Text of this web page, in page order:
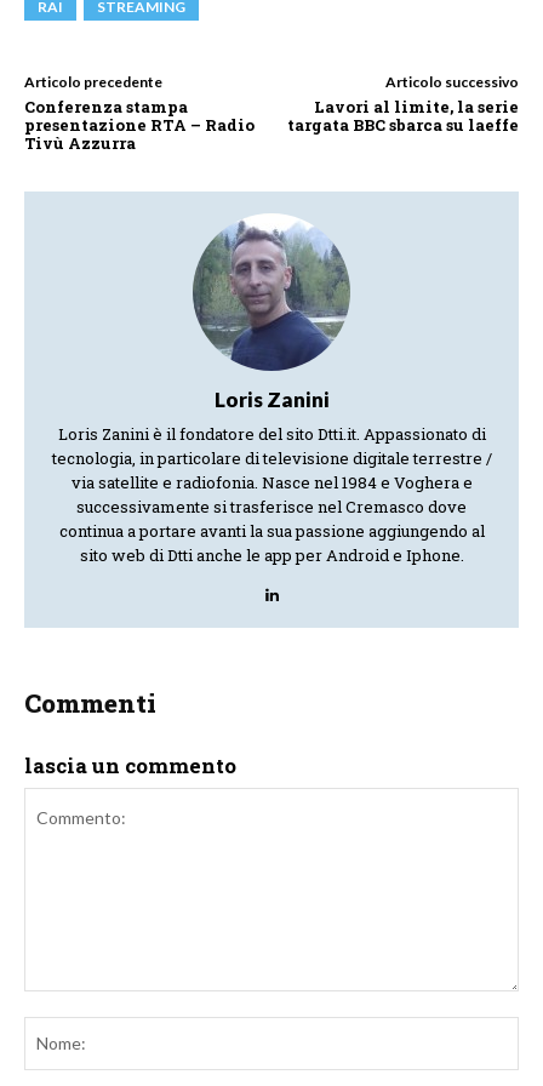
RAI
STREAMING
Articolo precedente
Conferenza stampa
presentazione RTA – Radio
Tivù Azzurra
Articolo successivo
Lavori al limite, la serie
targata BBC sbarca su laeffe
Loris Zanini
Loris Zanini è il fondatore del sito Dtti.it. Appassionato di
tecnologia, in particolare di televisione digitale terrestre /
via satellite e radiofonia. Nasce nel 1984 e Voghera e
successivamente si trasferisce nel Cremasco dove
continua a portare avanti la sua passione aggiungendo al
sito web di Dtti anche le app per Android e Iphone.
Commenti
lascia un commento